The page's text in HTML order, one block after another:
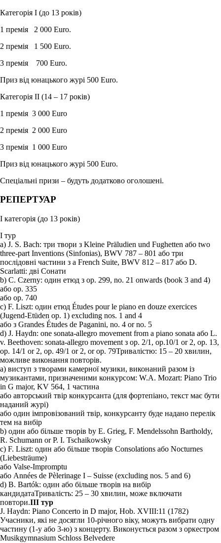
Категорія I (до 13 років)
1 премія 2 000 Euro.
2 премія 1 500 Euro.
3 премія 700 Euro.
Приз від юнацького журі 500 Euro.
Категорія II (14 – 17 років)
1 премія 3 000 Euro
2 премія 2 000 Euro
3 премія 1 000 Euro
Приз від юнацького журі 500 Euro.
Спеціальні призи – будуть додатково оголошені.
РЕПЕРТУАР
І категорія (до 13 років)
І тур
a) J. S. Bach: три твори з Kleine Präludien und Fughetten або two
three-part Inventions (Sinfonias), BWV 787 – 801 або три
послідовні частини з a French Suite, BWV 812 – 817 або D.
Scarlatti: дві Сонати
b) C. Czerny: один етюд з op. 299, no. 21 onwards (book 3 and 4)
або op. 335
або op. 740
c) F. Liszt: один етюд Études pour le piano en douze exercices
(Jugend-Etüden op. 1) excluding nos. 1 and 4
або з Grandes Études de Paganini, no. 4 or no. 5
d) J. Haydn: one sonata-allegro movement from a piano sonata або L.
v. Beethoven: sonata-allegro movement з op. 2/1, op.10/1 or 2, op. 13,
op. 14/1 or 2, op. 49/1 or 2, or op. 79Тривалістю: 15 – 20 хвилин,
можливе виконання повторів.
a) виступ з творами камерної музики, виконаний разом із
музикантами, призначеними конкурсом: W.A. Mozart: Piano Trio
in G major, KV 564, 1 частина
або авторський твір конкурсанта (для фортепіано, текст має бути
наданий журі)
або один імпровізований твір, конкурсанту буде надано перелік
тем на вибір
b) один або більше творів by E. Grieg, F. Mendelssohn Bartholdy,
R. Schumann or P. I. Tschaikowsky
c) F. Liszt: один або більше творів Consolations або Nocturnes
(Liebesträume)
або Valse-Impromptu
або Années de Pèlerinage I – Suisse (excluding nos. 5 and 6)
d) B. Bartók: один або більше творів на вибір
кандидатаТривалість: 25 – 30 хвилин, може включати
повтори.ІІІ тур
J. Haydn: Piano Concerto in D major, Hob. XVIII:11 (1782)
Учасники, які не досягли 10-річного віку, можуть вибрати одну
частину (1-у або 3-ю) з концерту. Виконується разом з оркестром
Musikgymnasium Schloss Belvedere